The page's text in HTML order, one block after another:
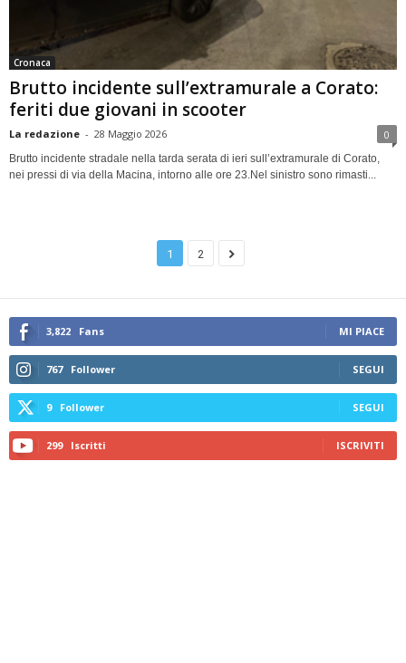
Cronaca
Brutto incidente sull’extramurale a Corato:
feriti due giovani in scooter
La redazione - 28 Maggio 2026 0
Brutto incidente stradale nella tarda serata di ieri sull’extramurale di Corato,
nei pressi di via della Macina, intorno alle ore 23.Nel sinistro sono rimasti...
1 2
3,822 Fans MI PIACE
767 Follower SEGUI
9 Follower SEGUI
299 Iscritti ISCRIVITI